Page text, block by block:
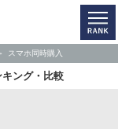
スマホ同時購入
キング・比較